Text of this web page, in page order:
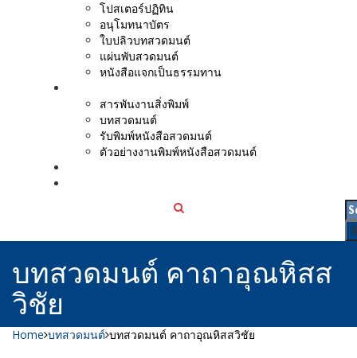
โปสเตอร์ปฏิทิน
อนุโมทนาบัตร
ใบปลิวบทสวดมนต์
แผ่นพับสวดมนต์
หนังสือแจกเป็นธรรมทาน
สารพันงานสิ่งพิมพ์
บทสวดมนต์
รับพิมพ์หนังสือสวดมนต์
ตัวอย่างงานพิมพ์หนังสือสวดมนต์
บทสวดมนต์ คาถาอุณหิสส
วิชัย
Home บทสวดมนต์ บทสวดมนต์ คาถาอุณหิสสวิชัย